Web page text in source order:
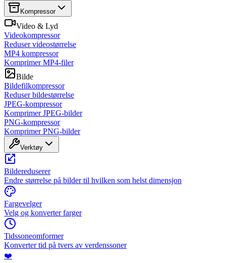
Kompressor
Video & Lyd
Videokompressor
Reduser videostørrelse
MP4 kompressor
Komprimer MP4-filer
Bilde
Bildefilkompressor
Reduser bildestørrelse
JPEG-kompressor
Komprimer JPEG-bilder
PNG-kompressor
Komprimer PNG-bilder
Verktøy
Bildereduserer
Endre størrelse på bilder til hvilken som helst dimensjon
Fargevelger
Velg og konverter farger
Tidssoneomformer
Konverter tid på tvers av verdenssoner
❤️